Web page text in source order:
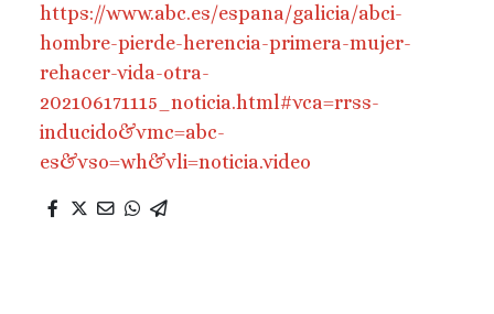
https://www.abc.es/espana/galicia/abci-
hombre-pierde-herencia-primera-mujer-
rehacer-vida-otra-
202106171115_noticia.html#vca=rrss-
inducido&vmc=abc-
es&vso=wh&vli=noticia.video